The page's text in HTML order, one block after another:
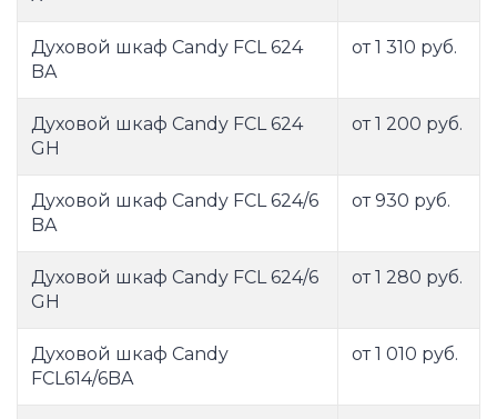
Духовой шкаф Candy FCL 624
BA
от 1 310 руб.
Духовой шкаф Candy FCL 624
GH
от 1 200 руб.
Духовой шкаф Candy FCL 624/6
BA
от 930 руб.
Духовой шкаф Candy FCL 624/6
GH
от 1 280 руб.
Духовой шкаф Candy
FCL614/6BA
от 1 010 руб.